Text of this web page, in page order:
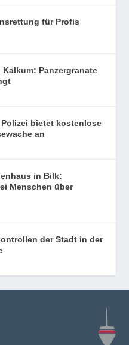
für Profis
Panzergranate
bietet kostenlose
an
in Bilk:
Menschen über
der Stadt in der